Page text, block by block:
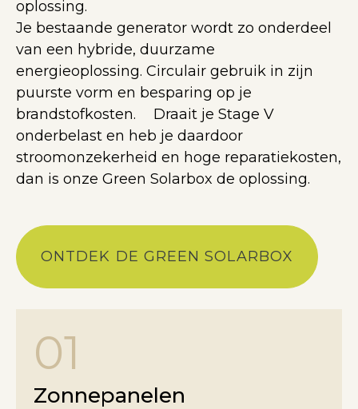
oplossing.
Je bestaande generator wordt zo onderdeel
van een hybride, duurzame
energieoplossing. Circulair gebruik in zijn
puurste vorm en besparing op je
brandstofkosten. Draait je Stage V
onderbelast en heb je daardoor
stroomonzekerheid en hoge reparatiekosten,
dan is onze Green Solarbox de oplossing.
ONTDEK DE GREEN SOLARBOX
01
Zonnepanelen